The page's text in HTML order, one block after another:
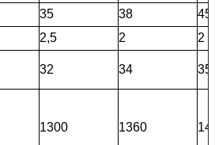
35 38
45
2,5 2
2
32 34 35
1300 1360